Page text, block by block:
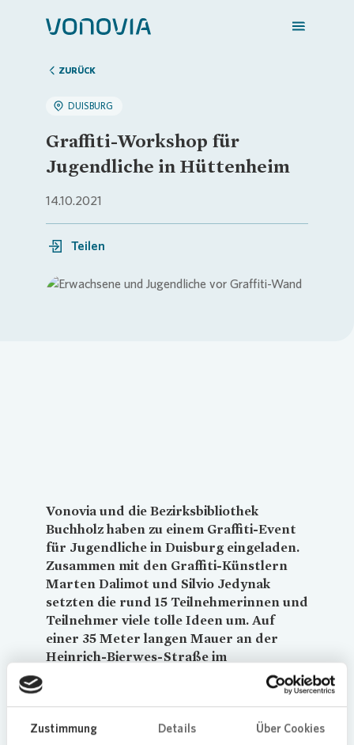
Zustimmung Details Über Cookies
Zuhause finden
Mein Zuhause
Meine Stadt
Weitere Angebote
ZURÜCK
DUISBURG
Graffiti-Workshop für
Jugendliche in Hüttenheim
14.10.2021
Teilen
Vonovia und die Bezirksbibliothek
Buchholz haben zu einem Graffiti-Event
für Jugendliche in Duisburg eingeladen.
Zusammen mit den Graffiti-Künstlern
Marten Dalimot und Silvio Jedynak
setzten die rund 15 Teilnehmerinnen und
Teilnehmer viele tolle Ideen um. Auf
einer 35 Meter langen Mauer an der
Heinrich-Bierwes-Straße im
Hüttenheimer Quartier lädt nun das
Grünen” zum Betrachten ein.